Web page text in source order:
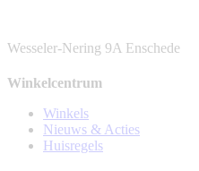
Wesseler-Nering 9A Enschede
Winkelcentrum
Winkels
Nieuws & Acties
Huisregels